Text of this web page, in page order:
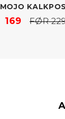
MOJO
169 FØR